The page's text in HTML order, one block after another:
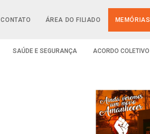
CONTATO ÁREA DO FILIADO MEMÓRIAS
SAÚDE E SEGURANÇA ACORDO COLETIVO